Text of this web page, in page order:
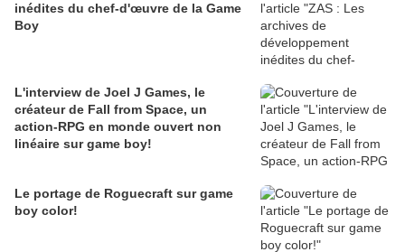
inédites du chef-d'œuvre de la Game
Boy
L'interview de Joel J Games, le
créateur de Fall from Space, un
action-RPG en monde ouvert non
linéaire sur game boy!
Le portage de Roguecraft sur game
boy color!